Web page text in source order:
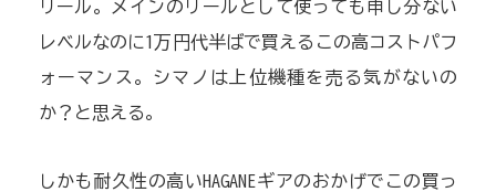
リール。メインのリールとして使っても申し分ない
レベルなのに1万円代半ばで買えるこの高コストパフ
ォーマンス。シマノは上位機種を売る気がないの
か？と思える。
しかも耐久性の高いHAGANEギアのおかげでこの買っ